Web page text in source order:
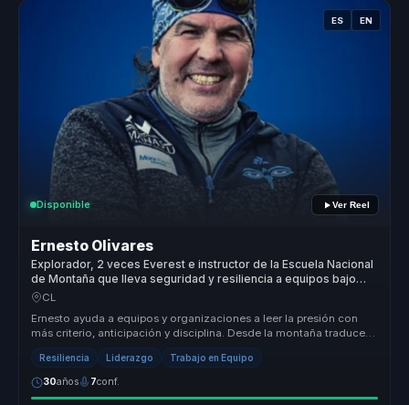
ES EN
Disponible Ver Reel
Ernesto Olivares
Explorador, 2 veces Everest e instructor de la Escuela Nacional
de Montaña que lleva seguridad y resiliencia a equipos bajo
presión.
CL
Ernesto ayuda a equipos y organizaciones a leer la presión con
más criterio, anticipación y disciplina. Desde la montaña traduce
segurida...
Resiliencia Liderazgo Trabajo en Equipo
30años 7conf.